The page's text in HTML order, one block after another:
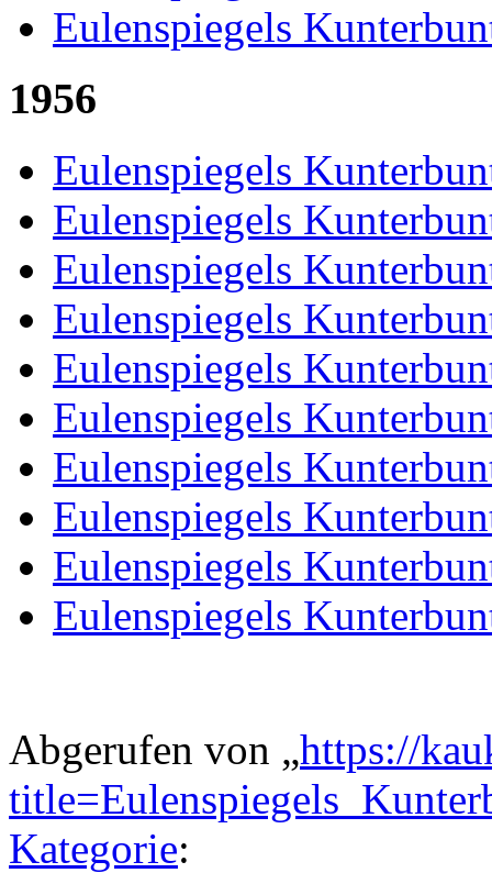
Eulenspiegels
1956
Eulenspiegels
Eulenspiegels
Eulenspiegels
Eulenspiegels
Eulenspiegels
Eulenspiegels
Eulenspiegels
Eulenspiegels
Eulenspiegels
Eulenspiegels
Abgerufen von „https://
Kategorie: